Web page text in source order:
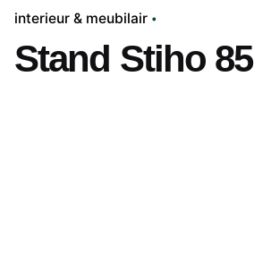
interieur & meubilair
Stand Stiho 85